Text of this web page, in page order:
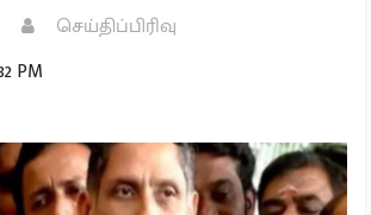
செய்திப்பிரிவு
PM